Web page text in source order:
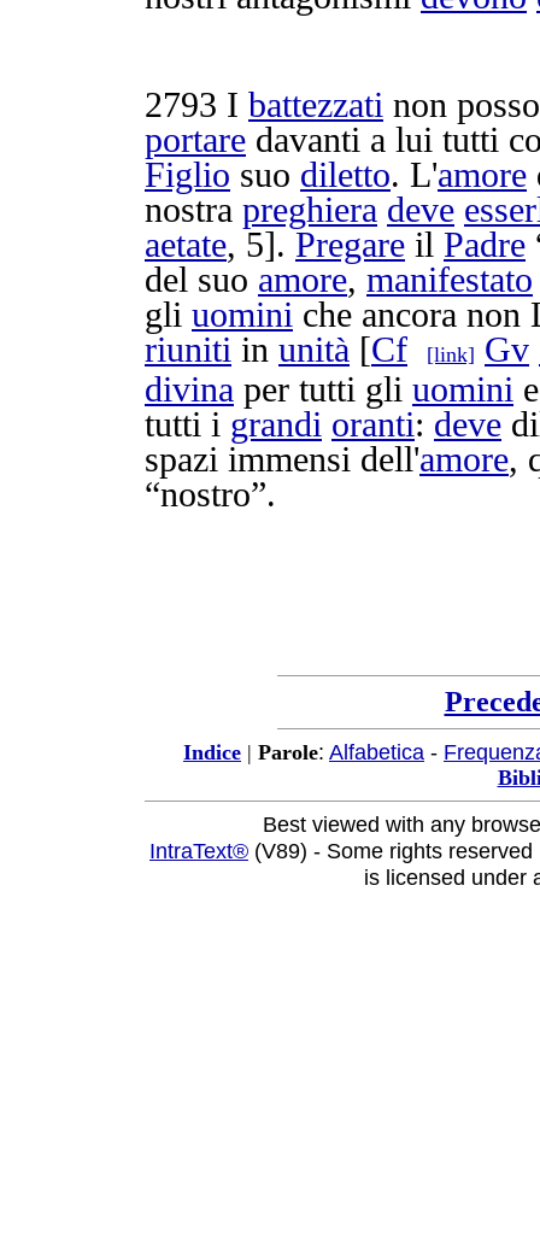
2793 I battezzati non
portare davanti a lui tutti
Figlio suo diletto. L'amore
nostra preghiera deve
aetate, 5]. Pregare il Padre
del suo amore, manifestato
gli uomini che ancora
riuniti in unità [Cf [link] Gv
divina per tutti gli uomini
tutti i grandi oranti: deve
spazi immensi dell'amore,
“nostro”.
Indice | Parole: Alfabetica -
Best viewed with any
IntraText® (V89) - Some rights
is licensed under